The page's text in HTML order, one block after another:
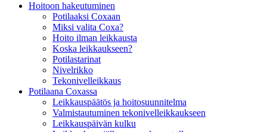
Hoitoon hakeutuminen
Potilaaksi Coxaan
Miksi valita Coxa?
Hoito ilman leikkausta
Koska leikkaukseen?
Potilastarinat
Nivelrikko
Tekonivelleikkaus
Potilaana Coxassa
Leikkauspäätös ja hoitosuunnitelma
Valmistautuminen tekonivelleikkaukseen
Leikkauspäivän kulku